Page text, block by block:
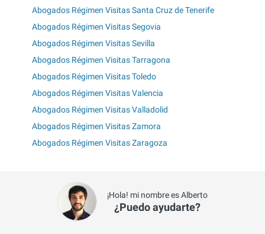
Abogados Régimen Visitas Santa Cruz de Tenerife
Abogados Régimen Visitas Segovia
Abogados Régimen Visitas Sevilla
Abogados Régimen Visitas Tarragona
Abogados Régimen Visitas Toledo
Abogados Régimen Visitas Valencia
Abogados Régimen Visitas Valladolid
Abogados Régimen Visitas Zamora
Abogados Régimen Visitas Zaragoza
¡Hola! mi nombre es Alberto
¿Puedo ayudarte?